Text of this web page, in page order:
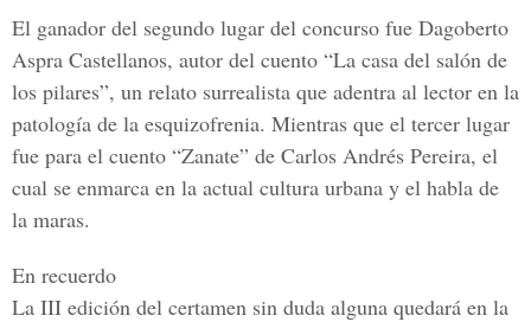
El ganador del segundo lugar del concurso fue Dagoberto
Aspra Castellanos, autor del cuento “La casa del salón de
los pilares”, un relato surrealista que adentra al lector en la
patología de la esquizofrenia. Mientras que el tercer lugar
fue para el cuento “Zanate” de Carlos Andrés Pereira, el
cual se enmarca en la actual cultura urbana y el habla de
la maras.
En recuerdo
La III edición del certamen sin duda alguna quedará en la